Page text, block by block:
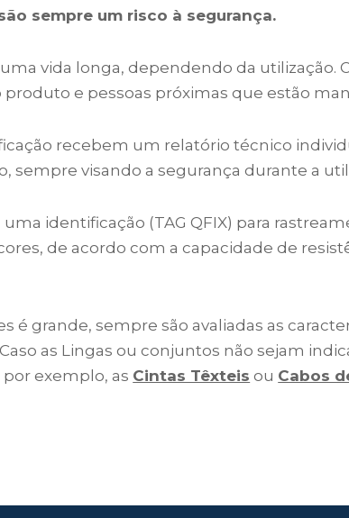
sempre um risco à segurança.
vida longa, dependendo da
e pessoas próximas que estão
recebem um relatório técnico
sempre visando a segurança durante a
identificação (TAG QFIX) para
de acordo com a capacidade de
é grande, sempre são avaliadas as
as Lingas ou conjuntos não sejam
exemplo, as Cintas Têxteis ou Cabos